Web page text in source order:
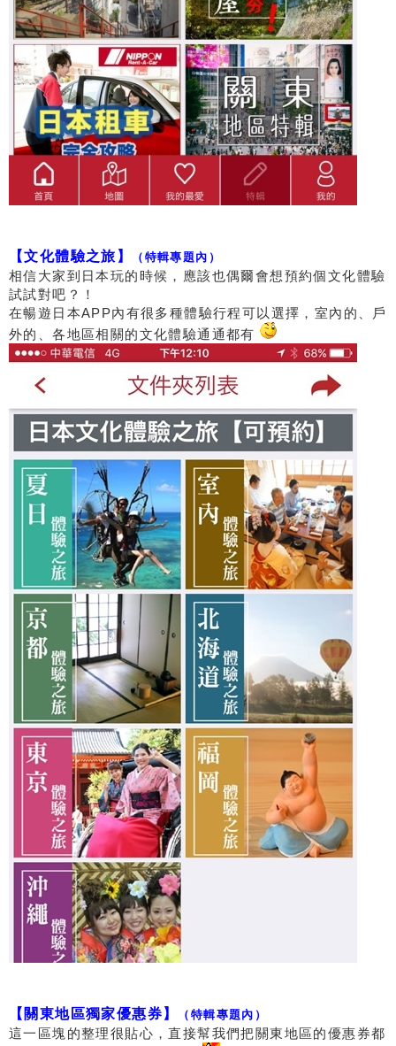
【文化體驗之旅】 （特輯專題內）
相信大家到日本玩的時候，應該也偶爾會想預約個文化體驗
試試對吧？！
在暢遊日本APP內有很多種體驗行程可以選擇，室內的、戶
外的、各地區相關的文化體驗通通都有
【關東地區獨家優惠券】 （特輯專題內）
這一區塊的整理很貼心，直接幫我們把關東地區的優惠券都